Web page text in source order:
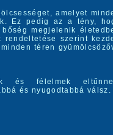
amelyet
Ez pedig az a tény,
megjelenik
rendeltetése szerint
téren
és félelmek
és nyugodtabbá válsz.